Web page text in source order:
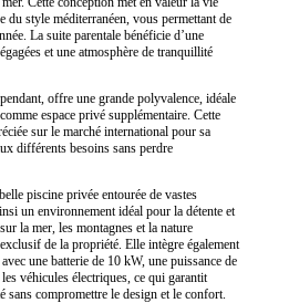
du style méditerranéen, vous permettant de
La suite parentale bénéficie d’une
et une atmosphère de tranquillité
offre une grande polyvalence, idéale
espace privé supplémentaire. Cette
sur le marché international pour sa
différents besoins sans perdre
piscine privée entourée de vastes
un environnement idéal pour la détente et
la mer, les montagnes et la nature
de la propriété. Elle intègre également
une batterie de 10 kW, une puissance de
véhicules électriques, ce qui garantit
sans compromettre le design et le confort.